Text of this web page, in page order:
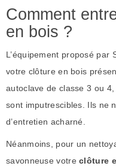
Comment
en bois ?
L’équipement proposé par
votre clôture en bois
autoclave de classe 3 ou
sont imputrescibles. Ils ne
d’entretien acharné.
Néanmoins, pour un
savonneuse votreclôture